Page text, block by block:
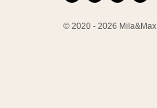
© 2020 - 2026 Mila&Max